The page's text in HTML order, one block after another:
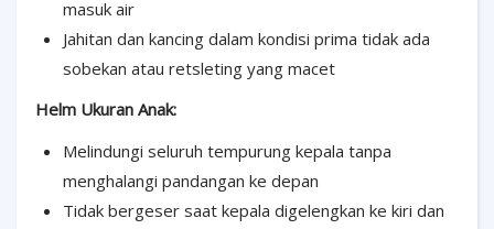
masuk air
Jahitan dan kancing dalam kondisi prima tidak ada
sobekan atau retsleting yang macet
Helm Ukuran Anak:
Melindungi seluruh tempurung kepala tanpa
menghalangi pandangan ke depan
Tidak bergeser saat kepala digelengkan ke kiri dan